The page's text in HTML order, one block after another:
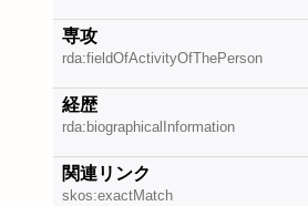
専攻
rda:fieldOfActivityOfThePerson
経歴
rda:biographicalInformation
関連リンク
skos:exactMatch